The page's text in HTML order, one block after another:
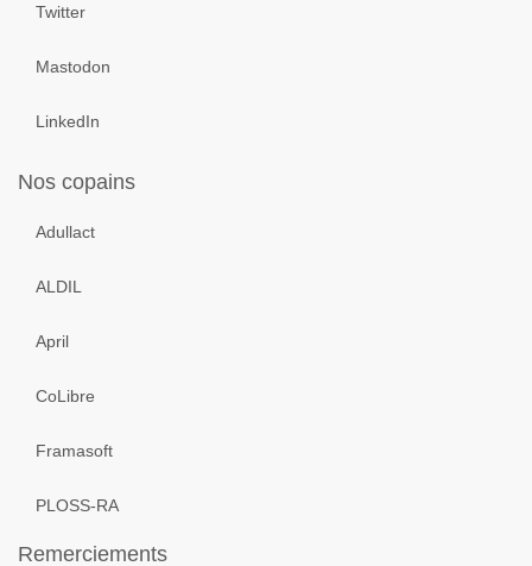
Twitter
Mastodon
LinkedIn
Nos copains
Adullact
ALDIL
April
CoLibre
Framasoft
PLOSS-RA
Remerciements